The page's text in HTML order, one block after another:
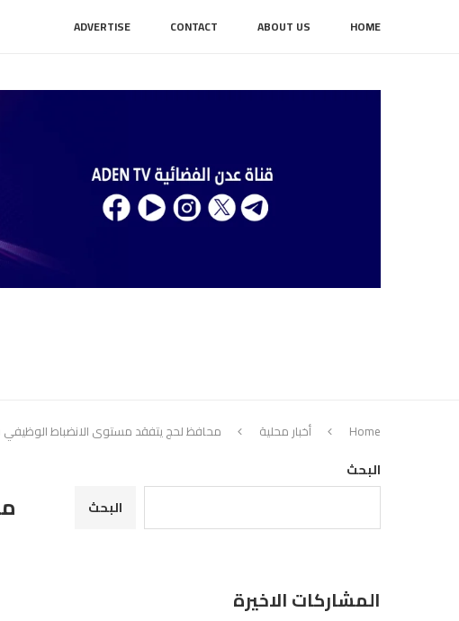
HOME
ABOUT US
CONTACT
ADVERTISE
Home أخبار محلية
محافظ لحج يتفقد مستوى الانضباط الوظيفي
البحث
البحث
المشاركات الاخيرة